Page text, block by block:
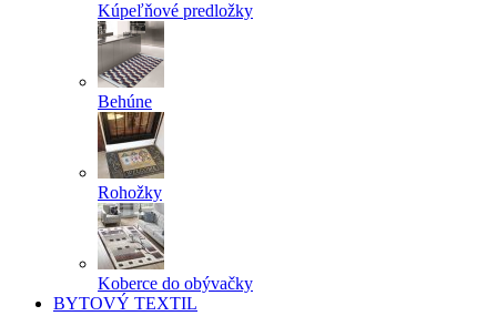
Kúpeľňové predložky
Behúne
Rohožky
Koberce do obývačky
BYTOVÝ TEXTIL